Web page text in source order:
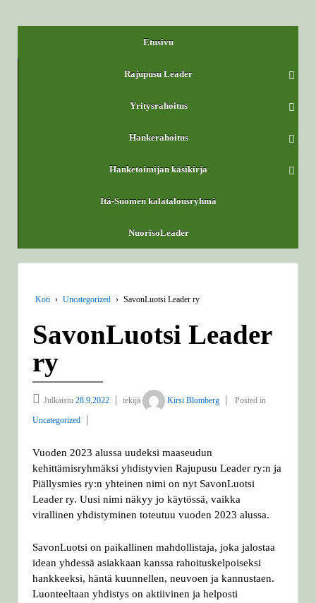
Etusivu
Rajupusu Leader
Yritysrahoitus
Hankerahoitus
Hanketoimijan käsikirja
Itä-Suomen kalatalousryhmä
NuorisoLeader
Koti › Uncategorized › SavonLuotsi Leader ry
SavonLuotsi Leader
ry
Julkaistu 28.9.2022 tekijä Kirsi Blomberg Posted in
Uncategorized
Vuoden 2023 alussa uudeksi maaseudun
kehittämisryhmäksi yhdistyvien Rajupusu Leader ry:n ja
Piällysmies ry:n yhteinen nimi on nyt SavonLuotsi
Leader ry. Uusi nimi näkyy jo käytössä, vaikka
virallinen yhdistyminen toteutuu vuoden 2023 alussa.
SavonLuotsi on paikallinen mahdollistaja, joka jalostaa
idean yhdessä asiakkaan kanssa rahoituskelpoiseksi
hankkeeksi, häntä kuunnellen, neuvoen ja kannustaen.
Luonteeltaan yhdistys on aktiivinen ja helposti